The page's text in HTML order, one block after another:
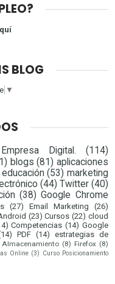
BLOG
▼
Empresa Digital.
(114)
blogs (81) aplicaciones
educación (53) marketing
(44) Twitter (40)
(38) Google Chrome
(27) Email Marketing
(26)
(23) Cursos (22) cloud
Competencias (14) Google
PDF (14) estrategias de
Almacenamiento (8) Firefox (8)
Online (3) Curso Posicionamiento